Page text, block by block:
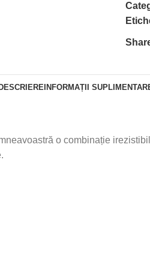
INFORMAȚII
o combinație